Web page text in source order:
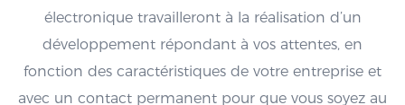
électronique travailleront à la réalisation d’un
développement répondant à vos attentes, en
fonction des caractéristiques de votre entreprise et
avec un contact permanent pour que vous soyez au